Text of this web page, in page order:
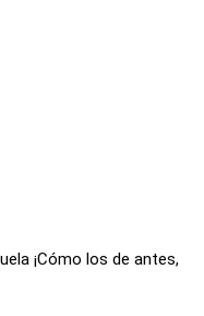
¡Cómo los de antes,